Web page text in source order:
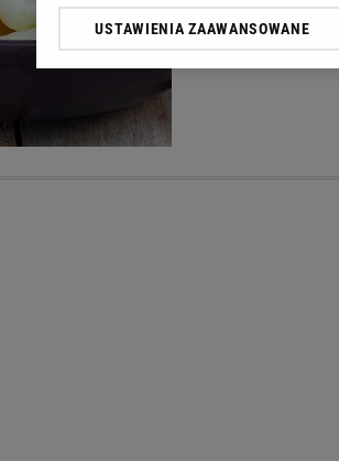
swoje preferencje dot. plików cookie,
przetwarzania danych poprzez
My, nasi Zaufani Partnerzy i Agora
dokładnych danych
USTAWIENIA ZAAWANSOWANE